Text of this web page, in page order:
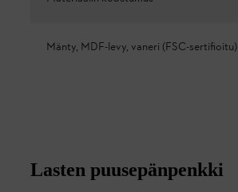
Mänty, MDF-levy, vaneri (FSC-sertifioitu)
Lasten puusepänpenkki